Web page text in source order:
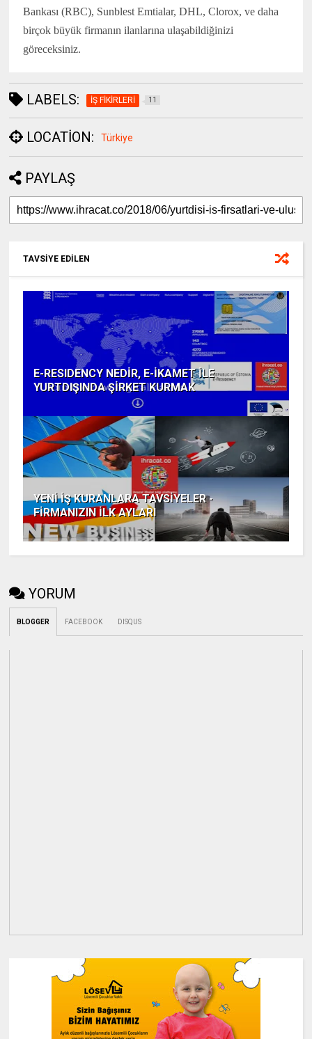
Bankası (RBC), Sunblest Emtialar, DHL, Clorox, ve daha
birçok büyük firmanın ilanlarına ulaşabildiğinizi
göreceksiniz.
LABELS: İŞ FİKİRLERİ 11
LOCATION: Türkiye
PAYLAŞ
TAVSİYE EDİLEN
E-RESIDENCY NEDİR, E-İKAMET İLE
YURTDIŞINDA ŞİRKET KURMAK
YENİ İŞ KURANLARA TAVSİYELER -
FİRMANIZIN İLK AYLARI
YORUM
BLOGGER FACEBOOK DISQUS